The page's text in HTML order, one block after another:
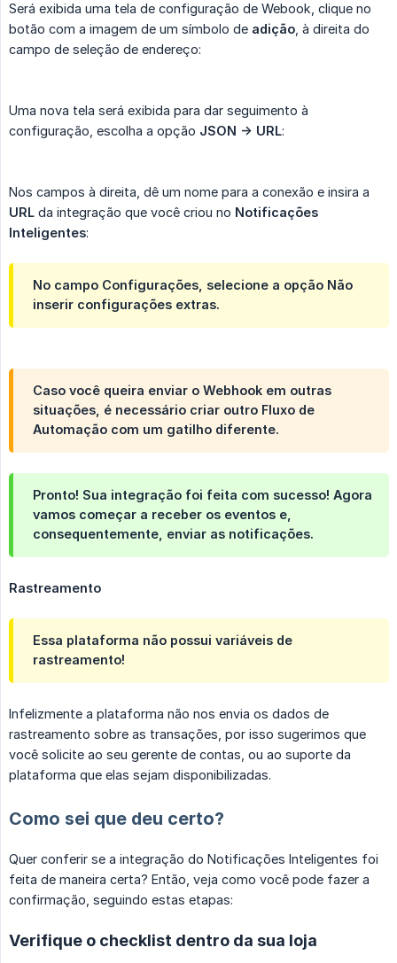
Será exibida uma tela de configuração de Webook, clique no
botão com a imagem de um símbolo de adição , à direita do
campo de seleção de endereço:
Uma nova tela será exibida para dar seguimento à
configuração, escolha a opção JSON -> URL:
Nos campos à direita, dê um nome para a conexão e insira a
URL da integração que você criou no Notificações
Inteligentes:
No campo Configurações , selecione a opção Não
inserir configurações extras.
Caso você queira enviar o Webhook em outras
situações, é necessário criar outro Fluxo de
Automação com um gatilho diferente.
Pronto! Sua integração foi feita com sucesso! Agora
vamos começar a receber os eventos e,
consequentemente, enviar as notificações.
Rastreamento
Essa plataforma não possui variáveis de
rastreamento!
Infelizmente a plataforma não nos envia os dados de
rastreamento sobre as transações, por isso sugerimos que
você solicite ao seu gerente de contas, ou ao suporte da
plataforma que elas sejam disponibilizadas.
Como sei que deu certo?
Quer conferir se a integração do Notificações Inteligentes foi
feita de maneira certa? Então, veja como você pode fazer a
confirmação, seguindo estas etapas:
Verifique o checklist dentro da sua loja